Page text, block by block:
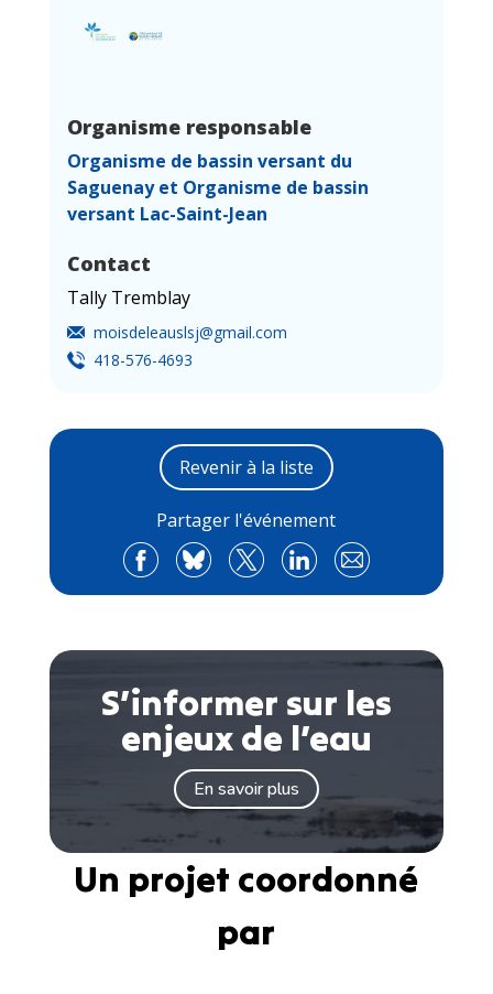
Organisme responsable
Organisme de bassin versant du
Saguenay et Organisme de bassin
versant Lac-Saint-Jean
Contact
Tally Tremblay
moisdeleauslsj@gmail.com
418-576-4693
Revenir à la liste
Partager l'événement
S’informer sur les
enjeux de l’eau
En savoir plus
Un projet coordonné
par